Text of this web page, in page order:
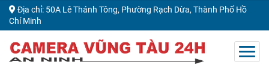
Địa chỉ: 50A Lê Thánh Tông, Phường Rạch Dừa, Thành Phố Hồ
Chí Minh